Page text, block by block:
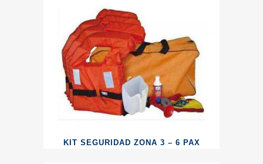
KIT SEGURIDAD ZONA 3 – 6 PAX